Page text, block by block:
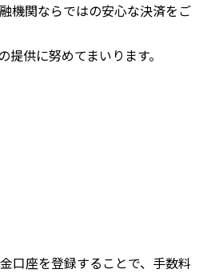
機関ならではの安心な決済をご
供に努めてまいります。
口座を登録することで、手数料